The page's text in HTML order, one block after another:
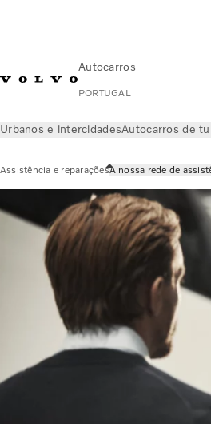
Autocarros
PORTUGAL
Urbanos e intercidadesAutocarros de
Assistência e reparaçõesA nossa rede de